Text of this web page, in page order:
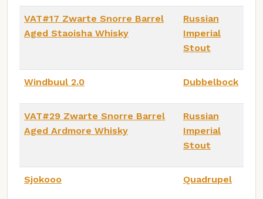
VAT#17 Zwarte Snorre Barrel
Aged Staoisha Whisky
Russian
Imperial
Stout
Windbuul 2.0 Dubbelbock
VAT#29 Zwarte Snorre Barrel
Aged Ardmore Whisky
Russian
Imperial
Stout
Sjokooo Quadrupel